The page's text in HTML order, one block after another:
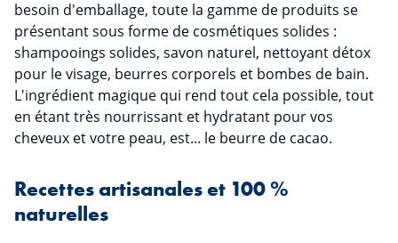
besoin d'emballage, toute la gamme de produits se
présentant sous forme de cosmétiques solides :
shampooings solides, savon naturel, nettoyant détox
pour le visage, beurres corporels et bombes de bain.
L'ingrédient magique qui rend tout cela possible, tout
en étant très nourrissant et hydratant pour vos
cheveux et votre peau, est... le beurre de cacao.
Recettes artisanales et 100 %
naturelles